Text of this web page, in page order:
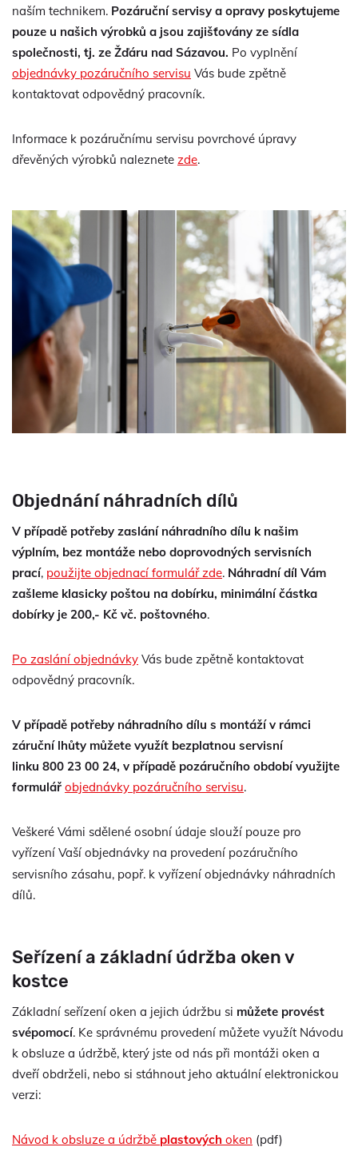
naším technikem. Pozáruční servisy a opravy poskytujeme
pouze u našich výrobků a jsou zajišťovány ze sídla
společnosti, tj. ze Žďáru nad Sázavou. Po vyplnění
objednávky pozáručního servisu Vás bude zpětně
kontaktovat odpovědný pracovník.
Informace k pozáručnímu servisu povrchové úpravy
dřevěných výrobků naleznete zde.
Objednání náhradních dílů
V případě potřeby zaslání náhradního dílu k našim
výplním, bez montáže nebo doprovodných servisních
prací, použijte objednací formulář zde. Náhradní díl Vám
zašleme klasicky poštou na dobírku, minimální částka
dobírky je 200,- Kč vč. poštovného.
Po zaslání objednávky Vás bude zpětně kontaktovat
odpovědný pracovník.
V případě potřeby náhradního dílu s montáží v rámci
záruční lhůty můžete využít bezplatnou servisní
linku 800 23 00 24, v případě pozáručního období využijte
formulář objednávky pozáručního servisu.
Veškeré Vámi sdělené osobní údaje slouží pouze pro
vyřízení Vaší objednávky na provedení pozáručního
servisního zásahu, popř. k vyřízení objednávky náhradních
dílů.
Seřízení a základní údržba oken v
kostce
Základní seřízení oken a jejich údržbu si můžete provést
svépomocí. Ke správnému provedení můžete využít Návodu
k obsluze a údržbě, který jste od nás při montáži oken a
dveří obdrželi, nebo si stáhnout jeho aktuální elektronickou
verzi:
Návod k obsluze a údržbě plastových oken (pdf)